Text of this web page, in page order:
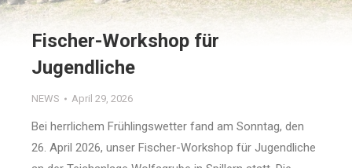
Fischer-Workshop für
Jugendliche
NEWS April 29, 2026
Bei herrlichem Frühlingswetter fand am Sonntag, den
26. April 2026, unser Fischer-Workshop für Jugendliche